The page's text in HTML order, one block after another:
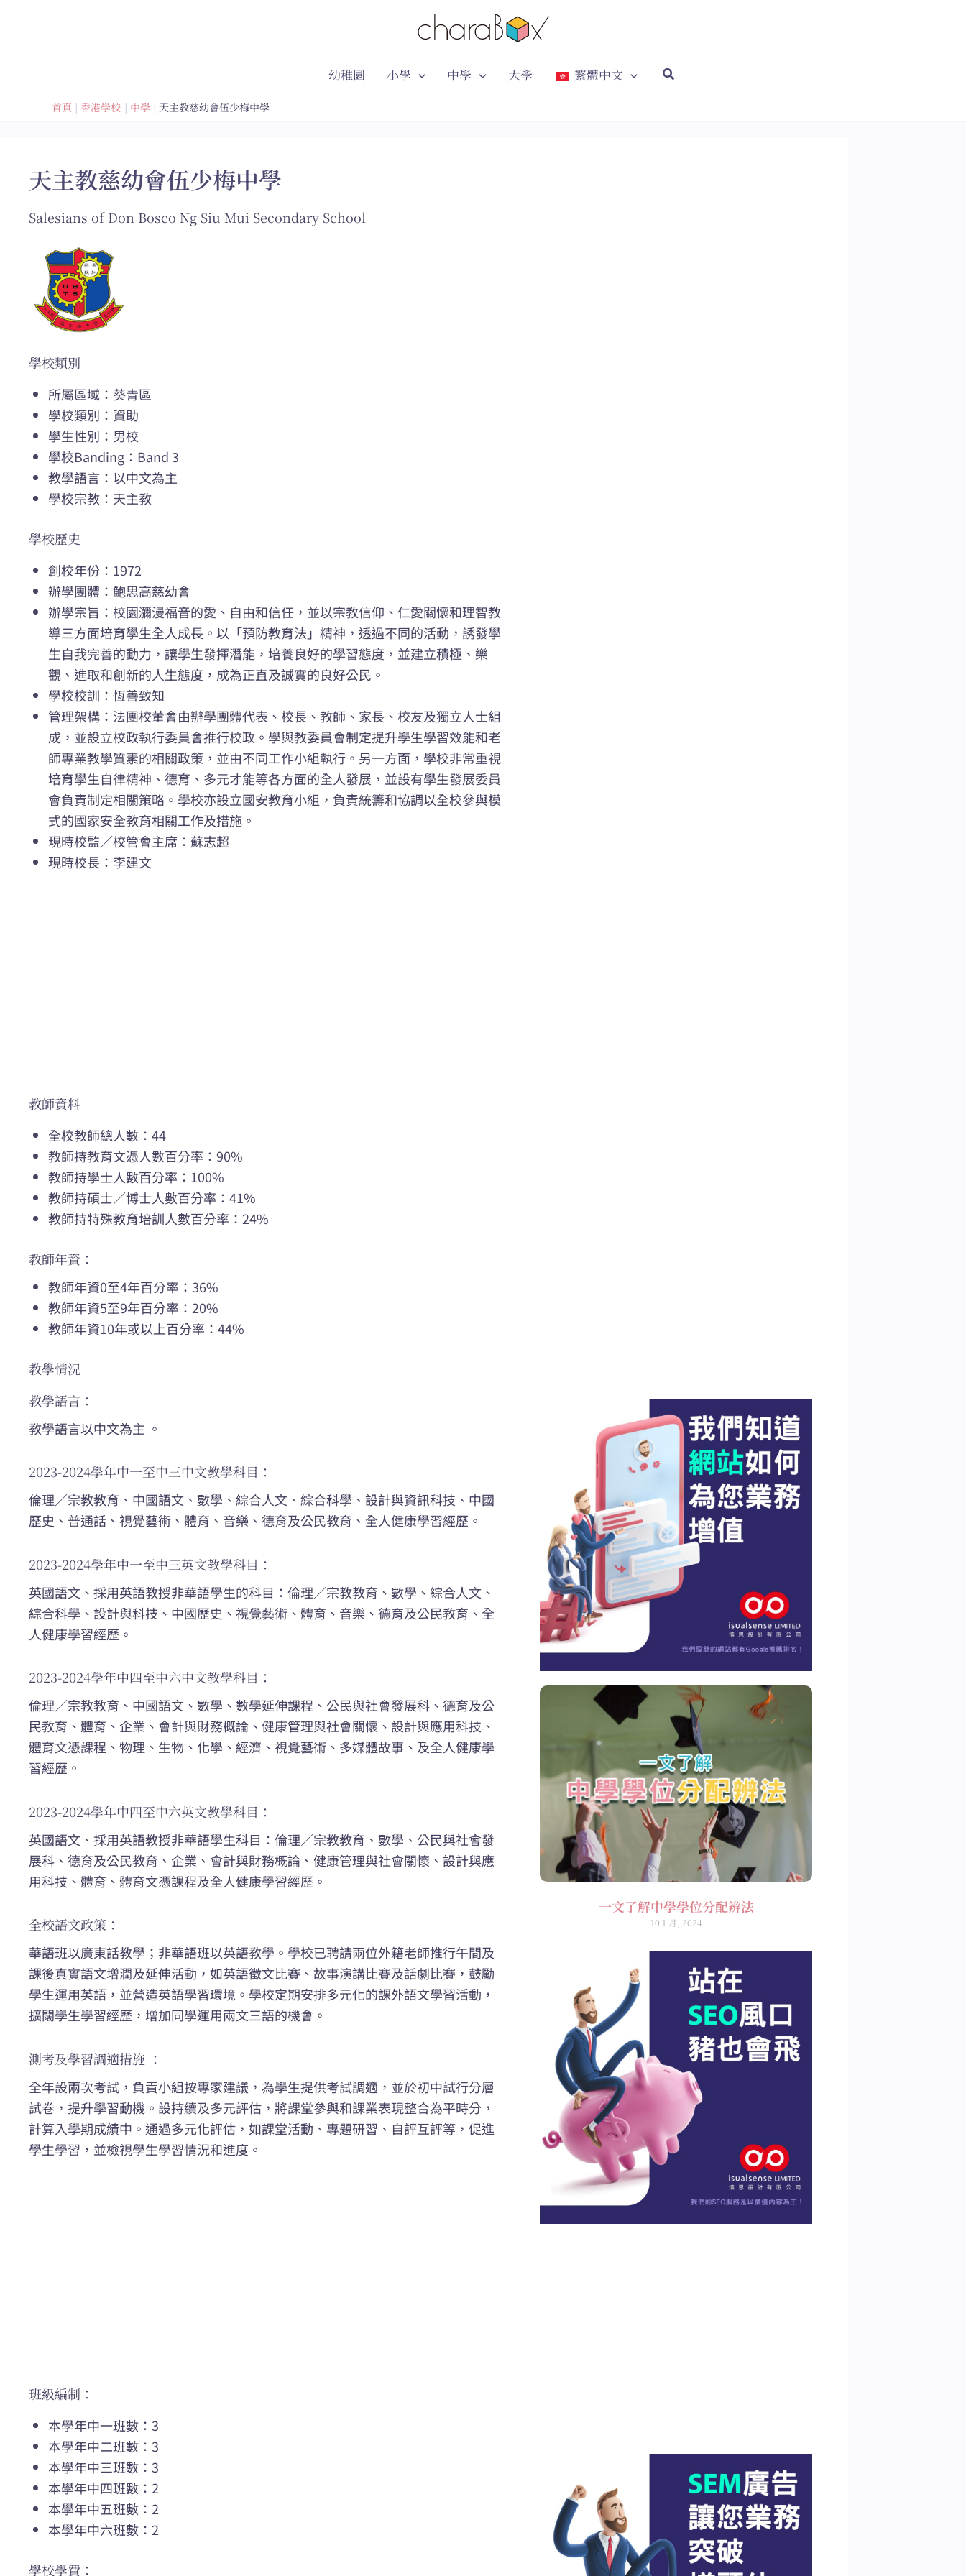
幼稚園 小學 中學 大學 繁體中文
首頁 香港學校 中學 天主教慈幼會伍少梅中學
天主教慈幼會伍少梅中學
Salesians of Don Bosco Ng Siu Mui Secondary School
學校類別
所屬區域：葵青區
學校類別：資助
學生性別：男校
學校Banding：Band 3
教學語言：以中文為主
學校宗教：天主教
學校歷史
創校年份：1972
辦學團體：鮑思高慈幼會
辦學宗旨：校園瀰漫福音的愛、自由和信任，並以宗教信仰、仁愛關懷和理智教
導三方面培育學生全人成長。以「預防教育法」精神，透過不同的活動，誘發學
生自我完善的動力，讓學生發揮潛能，培養良好的學習態度，並建立積極、樂
觀、進取和創新的人生態度，成為正直及誠實的良好公民。
學校校訓：恆善致知
管理架構：法團校董會由辦學團體代表、校長、教師、家長、校友及獨立人士組
成，並設立校政執行委員會推行校政。學與教委員會制定提升學生學習效能和老
師專業教學質素的相關政策，並由不同工作小組執行。另一方面，學校非常重視
培育學生自律精神、德育、多元才能等各方面的全人發展，並設有學生發展委員
會負責制定相關策略。學校亦設立國安教育小組，負責統籌和協調以全校參與模
式的國家安全教育相關工作及措施。
現時校監／校管會主席：蘇志超
現時校長：李建文
教師資料
全校教師總人數：44
教師持教育文憑人數百分率：90%
教師持學士人數百分率：100%
教師持碩士／博士人數百分率：41%
教師持特殊教育培訓人數百分率：24%
教師年資：
教師年資0至4年百分率：36%
教師年資5至9年百分率：20%
教師年資10年或以上百分率：44%
教學情況
教學語言：
教學語言以中文為主 。
2023-2024學年中一至中三中文教學科目：
倫理／宗教教育、中國語文、數學、綜合人文、綜合科學、設計與資訊科技、中國
歷史、普通話、視覺藝術、體育、音樂、德育及公民教育、全人健康學習經歷。
2023-2024學年中一至中三英文教學科目：
英國語文、採用英語教授非華語學生的科目：倫理／宗教教育、數學、綜合人文、
綜合科學、設計與科技、中國歷史、視覺藝術、體育、音樂、德育及公民教育、全
人健康學習經歷。
2023-2024學年中四至中六中文教學科目：
倫理／宗教教育、中國語文、數學、數學延伸課程、公民與社會發展科、德育及公
民教育、體育、企業、會計與財務概論、健康管理與社會關懷、設計與應用科技、
體育文憑課程、物理、生物、化學、經濟、視覺藝術、多媒體故事、及全人健康學
習經歷。
2023-2024學年中四至中六英文教學科目：
英國語文、採用英語教授非華語學生科目：倫理／宗教教育、數學、公民與社會發
展科、德育及公民教育、企業、會計與財務概論、健康管理與社會關懷、設計與應
用科技、體育、體育文憑課程及全人健康學習經歷。
全校語文政策：
華語班以廣東話教學；非華語班以英語教學。學校已聘請兩位外籍老師推行午間及
課後真實語文增潤及延伸活動，如英語徵文比賽、故事演講比賽及話劇比賽，鼓勵
學生運用英語，並營造英語學習環境。學校定期安排多元化的課外語文學習活動，
擴闊學生學習經歷，增加同學運用兩文三語的機會。
測考及學習調適措施 ：
全年設兩次考試，負責小組按專家建議，為學生提供考試調適，並於初中試行分層
試卷，提升學習動機。設持續及多元評估，將課堂參與和課業表現整合為平時分，
計算入學期成績中。通過多元化評估，如課堂活動、專題研習、自評互評等，促進
學生學習，並檢視學生學習情況和進度。
班級編制：
本學年中一班數：3
本學年中二班數：3
本學年中三班數：3
本學年中四班數：2
本學年中五班數：2
本學年中六班數：2
學校學費：
一文了解中學學位分配辨法
10 1 月, 2024